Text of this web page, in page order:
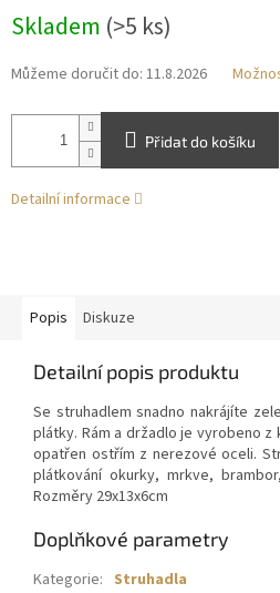
cena:
Skladem (>5 ks)
Můžeme doručit do: 11.8.2026
Přidat do košíku
Detailní informace
Popis Diskuze
Detailní popis produktu
Se struhadlem snadno nakrájíte
plátky. Rám a držadlo je vyrobeno z
opatřen ostřím z nerezové oceli.
plátkování okurky, mrkve,
Rozměry 29x13x6cm
Doplňkové parametry
Kategorie: Struhadla